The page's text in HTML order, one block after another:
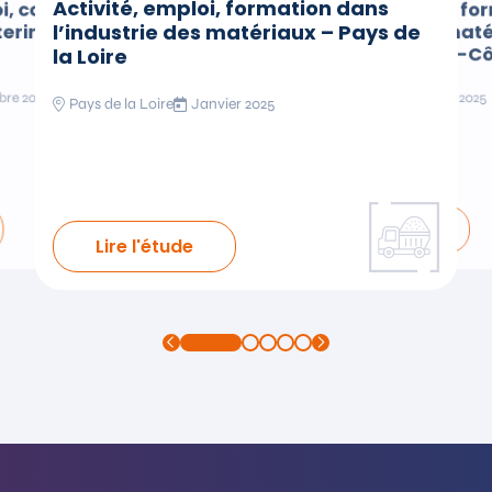
compétences et
en Île-
2025
Activité, emploi, formation dans
l’industrie des matériaux – Pays de
la Loire
Pays de la Loire Janvier 2025
Lire l'étude
Activité, emploi,
l’industrie des
Provence-Alpes-
Janvier 2025
Lire l'étude